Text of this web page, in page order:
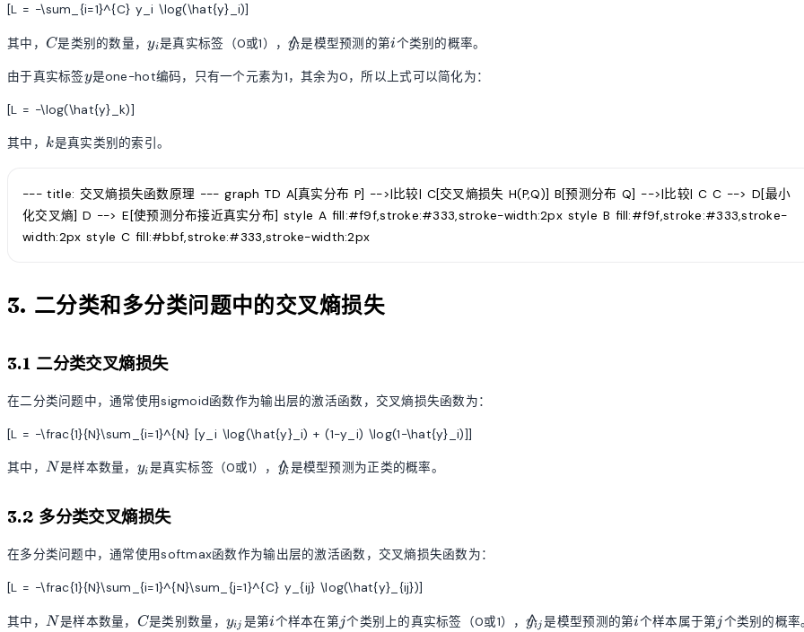
[L = -\sum_{i=1}^{C} y_i \log(\hat{y}_i)]
其中， C
C是类别的数量，y_i
yi是真实标签（0或1），\hat{y}_i
y
^i是模型预测的第ii个类别的概率。
由于真实标签y
y是one-hot编码，只有一个元素为1，其余为0，所以上式可以简化为：
[L = -\log(\hat{y}_k)]
其中， k
k是真实类别的索引。
--- title: 交叉熵损失函数原理 --- graph TD A[真实分布 P] -->|比较| C[交叉熵损失 H(P,Q)] B[预测分布 Q] -->|比较| C C --> D[最小
化交叉熵] D --> E[使预测分布接近真实分布] style A fill:#f9f,stroke:#333,stroke-width:2px style B fill:#f9f,stroke:#333,stroke-
width:2px style C fill:#bbf,stroke:#333,stroke-width:2px
3. 二分类和多分类问题中的交叉熵损失
3.1 二分类交叉熵损失
在二分类问题中，通常使用sigmoid函数作为输出层的激活函数，交叉熵损失函数为：
[L = -\frac{1}{N}\sum_{i=1}^{N} [y_i \log(\hat{y}_i) + (1-y_i) \log(1-\hat{y}_i)]]
其中， N
N是样本数量， y_i
yi是真实标签（0或1）， \hat{y}_i
y
^i是模型预测为正类的概率。
3.2 多分类交叉熵损失
在多分类问题中，通常使用softmax函数作为输出层的激活函数，交叉熵损失函数为：
[L = -\frac{1}{N}\sum_{i=1}^{N}\sum_{j=1}^{C} y_{ij} \log(\hat{y}_{ij})]
其中， N
N是样本数量， C
C是类别数量， y_{ij}
yij 是第ii个样本在第jj个类别上的真实标签（0或1），\hat{y}_{ij}
y
^ij 是模型预测的第ii个样本属于第jj个类别的概率